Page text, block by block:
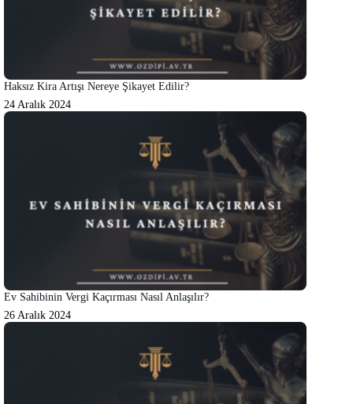
Haksız Kira Artışı Nereye Şikayet Edilir?
24 Aralık 2024
Ev Sahibinin Vergi Kaçırması Nasıl Anlaşılır?
26 Aralık 2024